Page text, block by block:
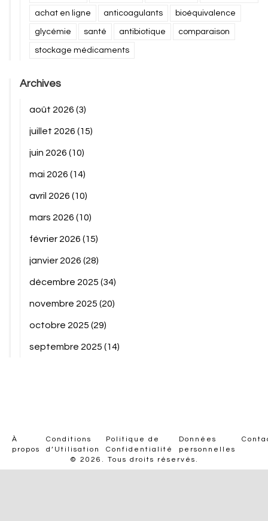
achat en ligne anticoagulants bioéquivalence
glycémie santé antibiotique comparaison
stockage médicaments
Archives
août 2026 (3)
juillet 2026 (15)
juin 2026 (10)
mai 2026 (14)
avril 2026 (10)
mars 2026 (10)
février 2026 (15)
janvier 2026 (28)
décembre 2025 (34)
novembre 2025 (20)
octobre 2025 (29)
septembre 2025 (14)
À
propos
Conditions
d’Utilisation
Politique de
Confidentialité
Données
personnelles
© 2026. Tous droits réservés.